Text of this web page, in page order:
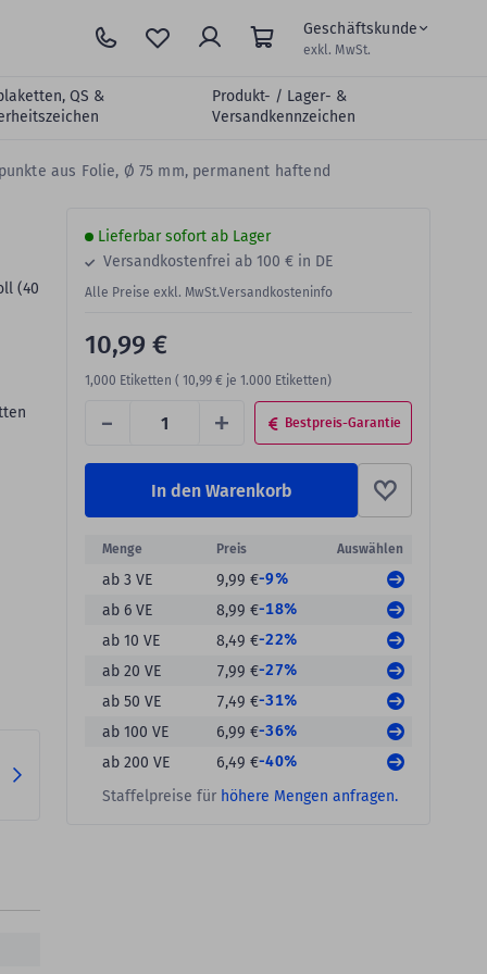
Geschäftskunde
exkl. MwSt.
QS &
Produkt- / Lager- &
Versandkennzeichen
aus Folie, Ø 75 mm, permanent haftend
(40
Lieferbar sofort ab Lager
Versandkostenfrei ab 100 € in DE
Alle Preise exkl. MwSt.Versandkosteninfo
- + Bestpreis-Garantie
10,99 €
1,000 Etiketten ( 10,99 € je 1.000 Etiketten)
In den Warenkorb
Menge Preis Auswählen
ab 3 VE 9,99 €-9%
ab 6 VE
8,99 €-18%
ab 10 VE
8,49 €-22%
ab 20 VE
7,99 €-27%
ab 50 VE
7,49 €-31%
ab 100 VE
6,99 €-36%
ab 200 VE
6,49 €-40%
Staffelpreise für höhere Mengen anfragen.